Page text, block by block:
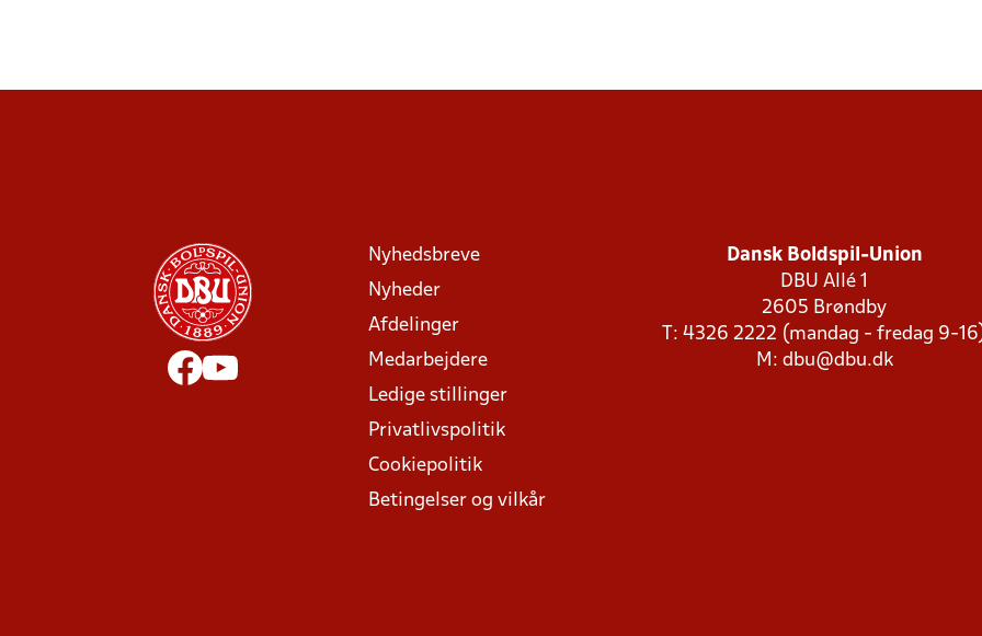
Nyhedsbreve
Nyheder
Afdelinger
Medarbejdere
Ledige stillinger
Privatlivspolitik
Cookiepolitik
Betingelser og vilkår
Dansk Boldspil-Union
DBU Allé 1
2605 Brøndby
T: 4326 2222 (mandag - fredag 9-
M: dbu@dbu.dk